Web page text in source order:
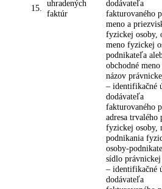
15. uhradených
faktúr
dodávateľa
fakturovaného
meno a
fyzickej osoby,
meno fyzickej
podnikateľa
obchodné
názov
– identifikačné
dodávateľa
fakturovaného
adresa trvalého
fyzickej osoby,
podnikania
osoby-
sídlo právnickej
– identifikačné
dodávateľa